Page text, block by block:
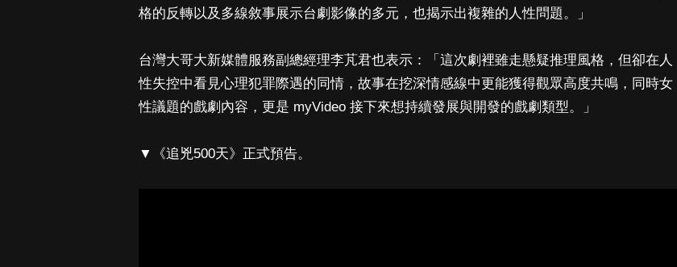
格的反轉以及多線敘事展示台劇影像的多元，也揭示出複雜的人性問題。」
台灣大哥大新媒體服務副總經理李芃君也表示：「這次劇裡雖走懸疑推理風格，但卻在人
性失控中看見心理犯罪際遇的同情，故事在挖深情感線中更能獲得觀眾高度共鳴，同時女
性議題的戲劇內容，更是 myVideo 接下來想持續發展與開發的戲劇類型。」
▼《追兇500天》正式預告。